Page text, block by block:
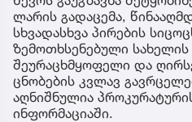
ლარის გადაცემა,
სხვადასხვა პირების
ზემოთხსენებული სახელის
შეურაცხმყოფელი და
ცნობების კვლავ
აღნიშნულია
ინფორმაციაში.